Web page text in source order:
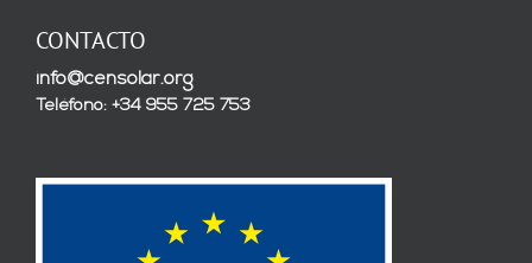
CONTACTO
info@censolar.org
Teléfono: +34 955 725 753